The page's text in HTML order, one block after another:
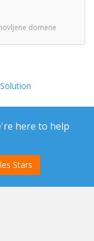
domene
here to help
Stars